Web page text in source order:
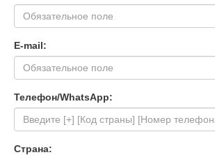
E-mail:
Телефон/WhatsApp:
Страна: